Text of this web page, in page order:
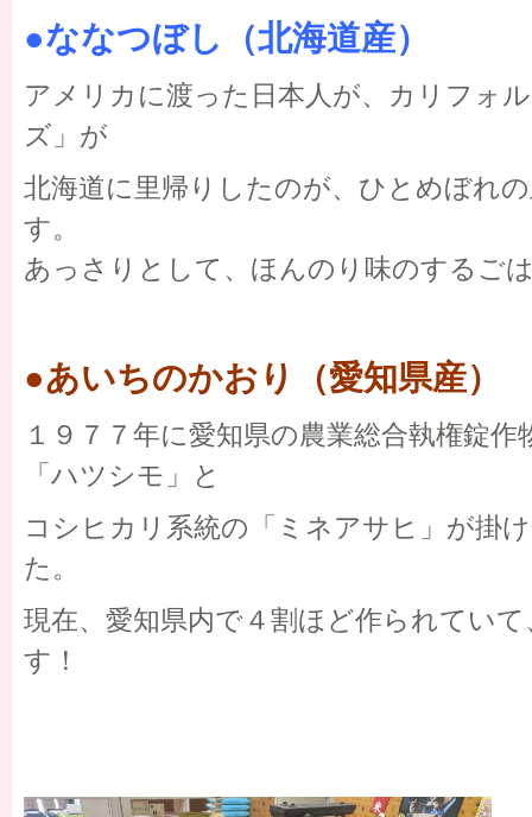
●ななつぼし（北海道産）
アメリカに渡った日本人が、カリフォ
ズ」が
北海道に里帰りしたのが、ひとめぼれ
あっさりとして、ほんのり味のするご
●あいちのかおり（愛知県産）
１９７７年に愛知県の農業総合執権錠
「ハツシモ」と
コシヒカリ系統の「ミネアサヒ」が掛
た。
現在、愛知県内で４割ほど作られてい
す！